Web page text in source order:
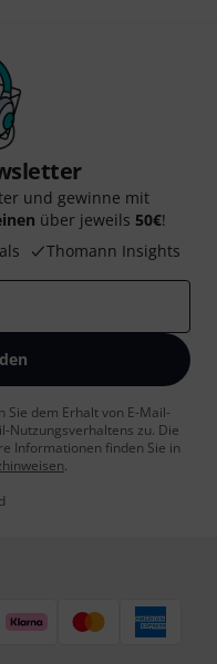
und gewinne mit
über jeweils 50€!
Thomann Insights
Sie dem Erhalt von E-Mail-
Nutzungsverhaltens zu. Die
Informationen finden Sie in
.